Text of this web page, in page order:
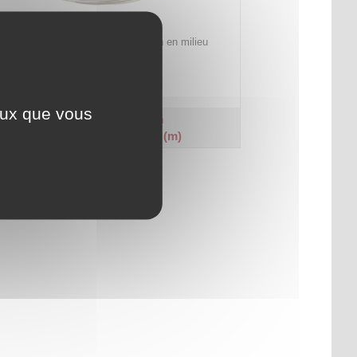
Filin inox (AISI 316) pour application en milieu
Filin inox Ø 4 mm
Coupe à la longueur (m)
que vous